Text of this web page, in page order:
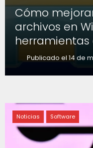
Cómo
archivos en
Publicado el 14 de
Noticias Software